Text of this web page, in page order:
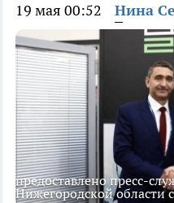
19 мая 00:52 Нина
предоставлено пресс-
Нижегородской области